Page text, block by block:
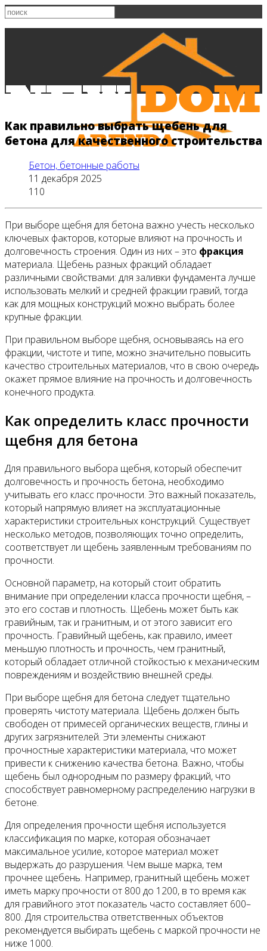
Главная
Все новости
Видео
Как правильно выбрать щебень для
бетона для качественного строительства
Бетон, бетонные работы
11 декабря 2025
110
При выборе щебня для бетона важно учесть несколько
ключевых факторов, которые влияют на прочность и
долговечность строения. Один из них – это фракция
материала. Щебень разных фракций обладает
различными свойствами: для заливки фундамента лучше
использовать мелкий и средней фракции гравий, тогда
как для мощных конструкций можно выбрать более
крупные фракции.
При правильном выборе щебня, основываясь на его
фракции, чистоте и типе, можно значительно повысить
качество строительных материалов, что в свою очередь
окажет прямое влияние на прочность и долговечность
конечного продукта.
Как определить класс прочности
щебня для бетона
Для правильного выбора щебня, который обеспечит
долговечность и прочность бетона, необходимо
учитывать его класс прочности. Это важный показатель,
который напрямую влияет на эксплуатационные
характеристики строительных конструкций. Существует
несколько методов, позволяющих точно определить,
соответствует ли щебень заявленным требованиям по
прочности.
Основной параметр, на который стоит обратить
внимание при определении класса прочности щебня, –
это его состав и плотность. Щебень может быть как
гравийным, так и гранитным, и от этого зависит его
прочность. Гравийный щебень, как правило, имеет
меньшую плотность и прочность, чем гранитный,
который обладает отличной стойкостью к механическим
повреждениям и воздействию внешней среды.
При выборе щебня для бетона следует тщательно
проверять чистоту материала. Щебень должен быть
свободен от примесей органических веществ, глины и
других загрязнителей. Эти элементы снижают
прочностные характеристики материала, что может
привести к снижению качества бетона. Важно, чтобы
щебень был однородным по размеру фракций, что
способствует равномерному распределению нагрузки в
бетоне.
Для определения прочности щебня используется
классификация по марке, которая обозначает
максимальное усилие, которое материал может
выдержать до разрушения. Чем выше марка, тем
прочнее щебень. Например, гранитный щебень может
иметь марку прочности от 800 до 1200, в то время как
для гравийного этот показатель часто составляет 600–
800. Для строительства ответственных объектов
рекомендуется выбирать щебень с маркой прочности не
ниже 1000.